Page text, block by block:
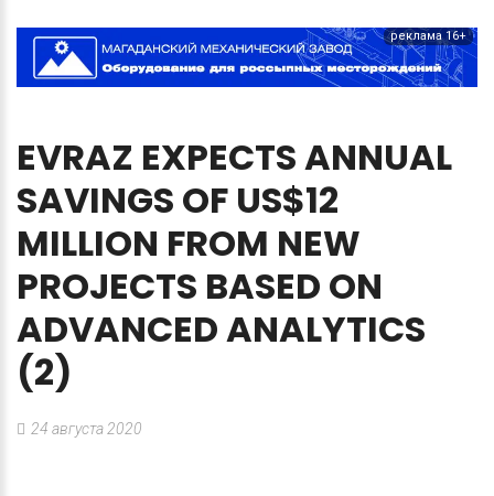
реклама 16+
EVRAZ EXPECTSANNUAL
SAVINGS OF US$12
MILLION FROM NEW
PROJECTS BASED ON
ADVANCEDANALYTICS
(2)
24 августа 2020